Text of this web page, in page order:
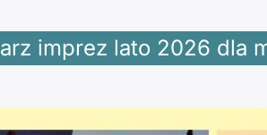
imprez lato 2026 dla